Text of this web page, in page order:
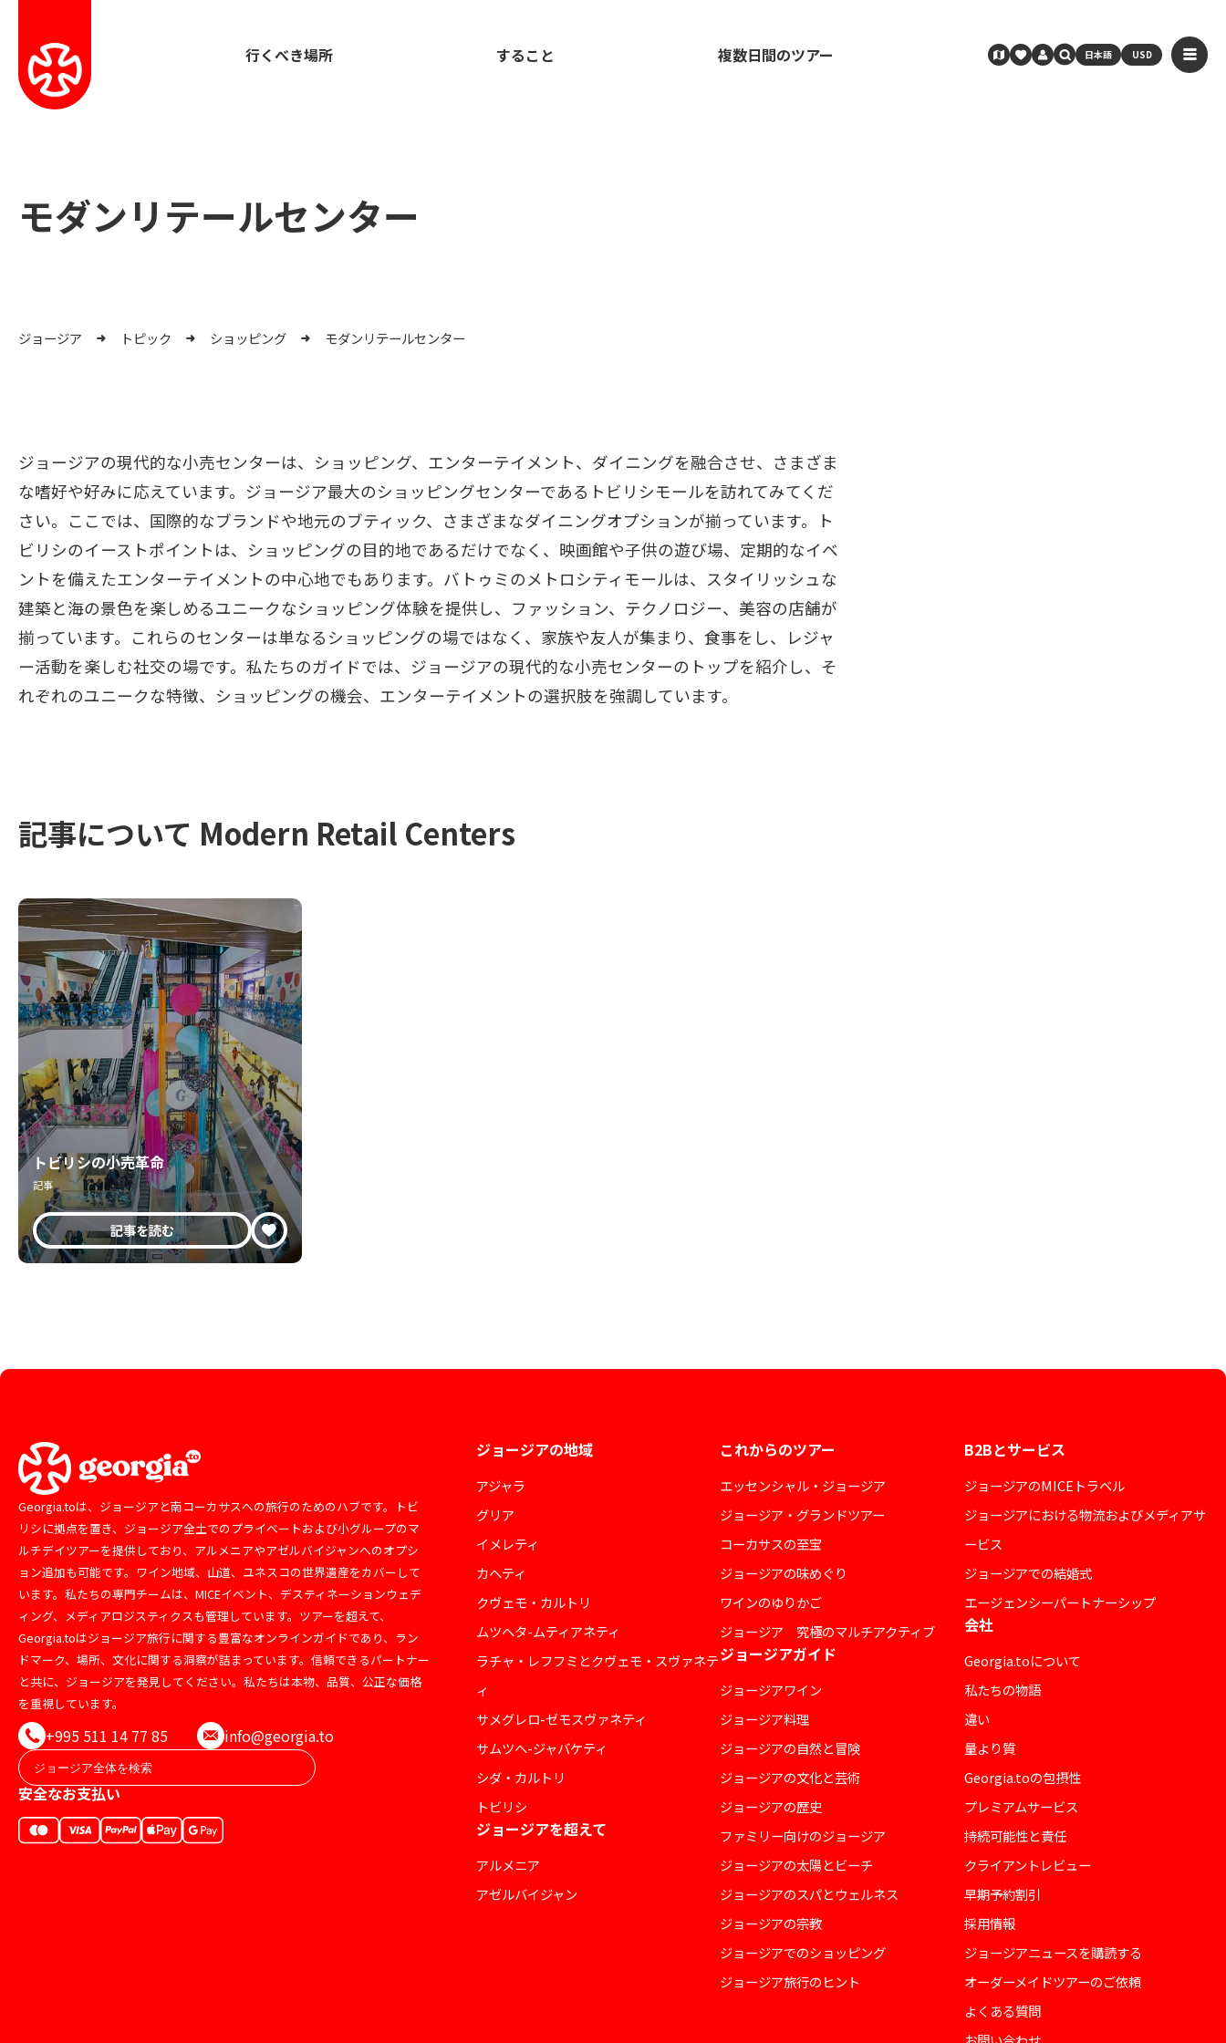
行くべき場所 すること 複数日間のツアー 日本語 USD
モダンリテールセンター
ジョージア トピック ショッピング モダンリテールセンター
ジョージアの現代的な小売センターは、ショッピング、エンターテイメント、ダイニングを融合させ、さまざま
な嗜好や好みに応えています。ジョージア最大のショッピングセンターであるトビリシモールを訪れてみてくだ
さい。ここでは、国際的なブランドや地元のブティック、さまざまなダイニングオプションが揃っています。ト
ビリシのイーストポイントは、ショッピングの目的地であるだけでなく、映画館や子供の遊び場、定期的なイベ
ントを備えたエンターテイメントの中心地でもあります。バトゥミのメトロシティモールは、スタイリッシュな
建築と海の景色を楽しめるユニークなショッピング体験を提供し、ファッション、テクノロジー、美容の店舗が
揃っています。これらのセンターは単なるショッピングの場ではなく、家族や友人が集まり、食事をし、レジャ
ー活動を楽しむ社交の場です。私たちのガイドでは、ジョージアの現代的な小売センターのトップを紹介し、そ
れぞれのユニークな特徴、ショッピングの機会、エンターテイメントの選択肢を強調しています。
記事について Modern Retail Centers
トビリシの小売革命
記事
記事を読む
Georgia.toは、ジョージアと南コーカサスへの旅行のためのハブです。トビ
リシに拠点を置き、ジョージア全土でのプライベートおよび小グループのマ
ルチデイツアーを提供しており、アルメニアやアゼルバイジャンへのオプシ
ョン追加も可能です。ワイン地域、山道、ユネスコの世界遺産をカバーして
います。私たちの専門チームは、MICEイベント、デスティネーションウェデ
ィング、メディアロジスティクスも管理しています。ツアーを超えて、
Georgia.toはジョージア旅行に関する豊富なオンラインガイドであり、ラン
ドマーク、場所、文化に関する洞察が詰まっています。信頼できるパートナー
と共に、ジョージアを発見してください。私たちは本物、品質、公正な価格
を重視しています。
+995 511 14 77 85 info@georgia.to
安全なお支払い
ジョージアの地域
アジャラ
グリア
イメレティ
カヘティ
クヴェモ・カルトリ
ムツヘタ-ムティアネティ
ラチャ・レフフミとクヴェモ・スヴァネテ
ィ
サメグレロ-ゼモスヴァネティ
サムツヘ-ジャバケティ
シダ・カルトリ
トビリシ
ジョージアを超えて
アルメニア
アゼルバイジャン
これからのツアー
エッセンシャル・ジョージア
ジョージア・グランドツアー
コーカサスの至宝
ジョージアの味めぐり
ワインのゆりかご
ジョージア 究極のマルチアクティブ
ジョージアガイド
ジョージアワイン
ジョージア料理
ジョージアの自然と冒険
ジョージアの文化と芸術
ジョージアの歴史
ファミリー向けのジョージア
ジョージアの太陽とビーチ
ジョージアのスパとウェルネス
ジョージアの宗教
ジョージアでのショッピング
ジョージア旅行のヒント
B2Bとサービス
ジョージアのMICEトラベル
ジョージアにおける物流およびメディアサ
ービス
ジョージアでの結婚式
エージェンシーパートナーシップ
会社
Georgia.toについて
私たちの物語
違い
量より質
Georgia.toの包摂性
プレミアムサービス
持続可能性と責任
クライアントレビュー
早期予約割引
採用情報
ジョージアニュースを購読する
オーダーメイドツアーのご依頼
よくある質問